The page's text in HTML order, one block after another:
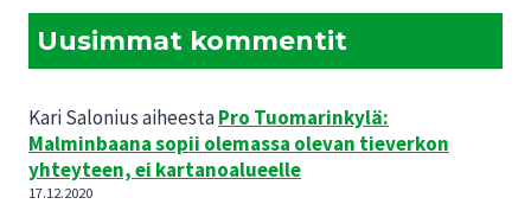
Uusimmat kommentit
Kari SaloniusaiheestaPro Tuomarinkylä:
Malminbaana sopii olemassa olevan tieverkon
yhteyteen, ei kartanoalueelle
17.12.2020